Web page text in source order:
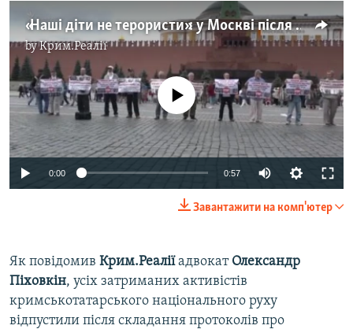
«Наші діти не терористи»: у Москві після пікету затримали активістів із Криму (відео)
byКрим.Реалії
No media source currently available
0:00 0:57
Завантажити на комп'ютер
Як повідомив Крим.Реаліїадвокат Олександр
Піховкін, усіх затриманих активістів
кримськотатарського національного руху
відпустили після складання протоколів про